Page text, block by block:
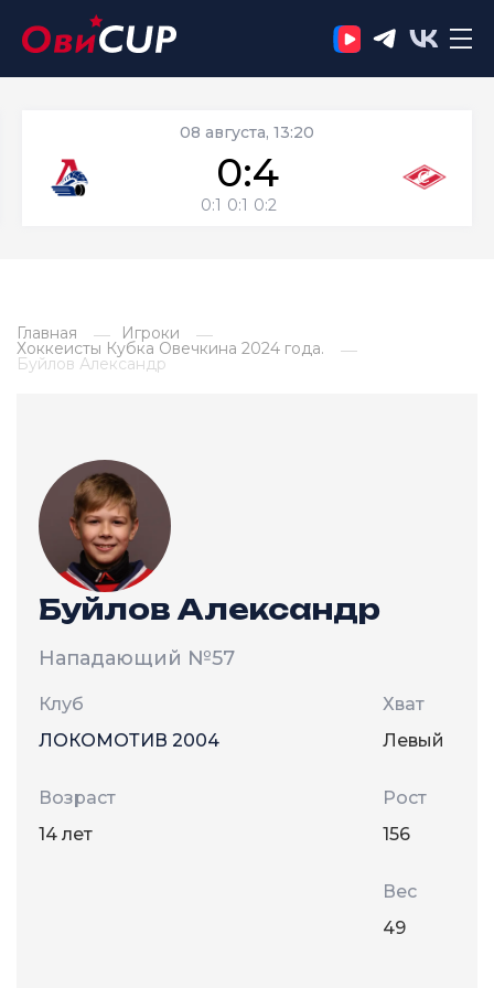
08 августа, 13:20
0:4
0:1 0:1 0:2
Главная Игроки
Хоккеисты Кубка Овечкина 2024 года.
Буйлов Александр
Буйлов Александр
Нападающий №57
Клуб
ЛОКОМОТИВ 2004
Возраст
14 лет
Хват
Левый
Рост
156
Вес
49